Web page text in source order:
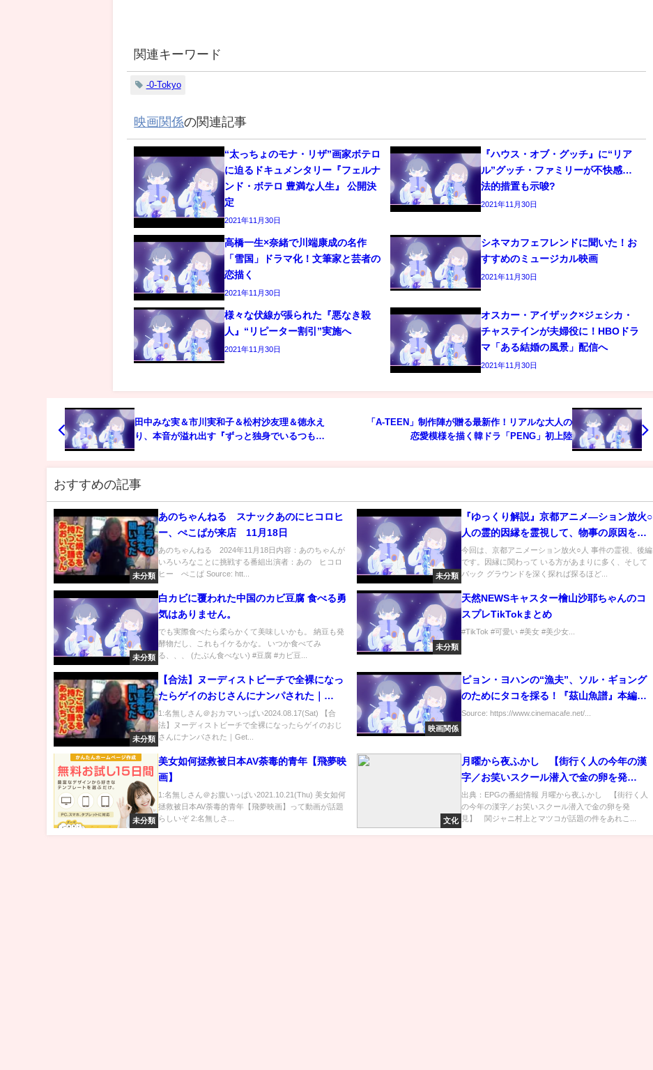
関連キーワード
-0-Tokyo
映画関係の関連記事
“太っちょのモナ・リザ”画家ボテロ
に迫るドキュメンタリー『フェルナ
ンド・ボテロ 豊満な人生』 公開決
定
2021年11月30日
『ハウス・オブ・グッチ』に“リア
ル”グッチ・ファミリーが不快感…
法的措置も示唆?
2021年11月30日
高橋一生×奈緒で川端康成の名作
「雪国」ドラマ化！文筆家と芸者の
恋描く
2021年11月30日
シネマカフェフレンドに聞いた！お
すすめのミュージカル映画
2021年11月30日
様々な伏線が張られた『悪なき殺
人』“リピーター割引”実施へ
2021年11月30日
オスカー・アイザック×ジェシカ・
チャステインが夫婦役に！HBOドラ
マ「ある結婚の風景」配信へ
2021年11月30日
田中みな実＆市川実和子＆松村沙友理＆徳永え
り、本音が溢れ出す『ずっと独身でいるつも
「A-TEEN」制作陣が贈る最新作！リアルな大人の
恋愛模様を描く韓ドラ「PENG」初上陸
おすすめの記事
未分類
あのちゃんねる スナックあのにヒコロヒ
ー、ぺこぱが来店 11月18日
あのちゃんねる 2024年11月18日内容：あのちゃんが
いろいろなことに挑戦する番組出演者：あの ヒコロ
ヒー ぺこぱ Source: htt...
未分類
『ゆっくり解説』京都アニメ―ション放火○
人の霊的因縁を霊視して、物事の原因を探
る。犯人の霊視編！【2/2】
今回は、京都アニメーション放火○人 事件の霊視、後編
です。因縁に関わって いる方があまりに多く、そして
バック グラウンドを深く探れば探るほど...
未分類
白カビに覆われた中国のカビ豆腐 食べる勇
気はありません。
でも実際食べたら柔らかくて美味しいかも。 納豆も発
酵物だし、これもイケるかな。 いつか食べてみ
る、、、 (たぶん食べない) #豆腐 #カビ豆...
未分類
天然NEWSキャスター檜山沙耶ちゃんのコ
スプレTikTokまとめ
#TikTok #可愛い #美女 #美少女...
未分類
【合法】ヌーディストビーチで全裸になっ
たらゲイのおじさんにナンパされた｜
Getting Picked Up at a Nudist Beach in
Australia｜Vlog#61
1:名無しさん＠おカマいっぱい2024.08.17(Sat) 【合
法】ヌーディストビーチで全裸になったらゲイのおじ
さんにナンパされた｜Get...
映画関係
ピョン・ヨハンの“漁夫”、ソル・ギョング
のためにタコを採る！『茲山魚譜』本編映
像
Source: https://www.cinemacafe.net/...
未分類
美女如何拯救被日本AV荼毒的青年【飛夢映
画】
1:名無しさん＠お腹いっぱい2021.10.21(Thu) 美女如何
拯救被日本AV荼毒的青年【飛夢映画】って動画が話題
らしいぞ 2:名無しさ...
文化
月曜から夜ふかし 【街行く人の今年の漢
字／お笑いスクール潜入で金の卵を発
見】 [字]…の番組内容解析まとめ
出典：EPGの番組情報 月曜から夜ふかし 【街行く人
の今年の漢字／お笑いスクール潜入で金の卵を発
見】 関ジャニ村上とマツコが話題の件をあれこ...